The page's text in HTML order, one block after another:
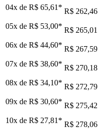
04x de R$ 65,61 * R$ 262,46
05x de R$ 53,00* R$ 265,01
06x de R$ 44,60* R$ 267,59
07x de R$ 38,60* R$ 270,18
08x de R$ 34,10* R$ 272,79
09x de R$ 30,60* R$ 275,42
10x de R$ 27,81 * R$ 278,06